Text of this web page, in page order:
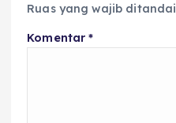
Ruas yang wajib ditandai
Komentar*